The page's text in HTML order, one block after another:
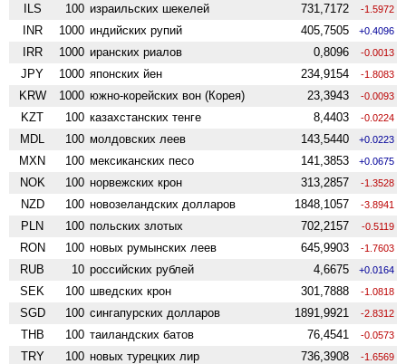
ILS 100 израильских шекелей 731,7172 -1.5972
INR 1000 индийских рупий 405,7505 +0.4096
IRR 1000 иранских риалов 0,8096 -0.0013
JPY 1000 японских йен 234,9154 -1.8083
KRW 1000 южно-корейских вон (Корея) 23,3943 -0.0093
KZT 100 казахстанских тенге 8,4403 -0.0224
MDL 100 молдовских леев 143,5440 +0.0223
MXN 100 мексиканских песо 141,3853 +0.0675
NOK 100 норвежских крон 313,2857 -1.3528
NZD 100 ново­зеландских долларов 1848,1057 -3.8941
PLN 100 польских злотых 702,2157 -0.5119
RON 100 новых румынских леев 645,9903 -1.7603
RUB 10 российских рублей 4,6675 +0.0164
SEK 100 шведских крон 301,7888 -1.0818
SGD 100 сингапурских долларов 1891,9921 -2.8312
THB 100 таиландских батов 76,4541 -0.0573
TRY 100 новых турецких лир 736,3908 -1.6569